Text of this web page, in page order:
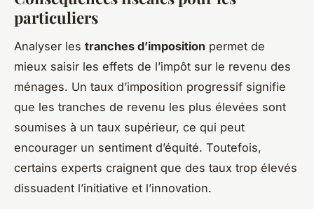
particuliers
Analyser les tranches d’imposition permet de
mieux saisir les effets de l’impôt sur le revenu des
ménages. Un taux d’imposition progressif signifie
que les tranches de revenu les plus élevées sont
soumises à un taux supérieur, ce qui peut
encourager un sentiment d’équité. Toutefois,
certains experts craignent que des taux trop élevés
dissuadent l’initiative et l’innovation.